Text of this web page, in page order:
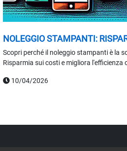
NOLEGGIO STAMPANTI:
L'EFFICIENZA
Scopri perché il noleggio stampanti è la
Risparmia sui costi e migliora l'efficienza
10/04/2026